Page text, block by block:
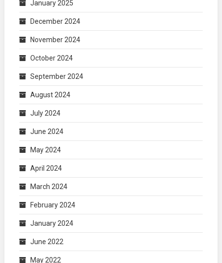
January 2025
December 2024
November 2024
October 2024
September 2024
August 2024
July 2024
June 2024
May 2024
April 2024
March 2024
February 2024
January 2024
June 2022
May 2022